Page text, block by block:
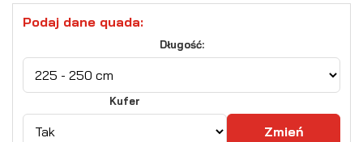
Podaj dane quada:
Długość:
Kufer
Zmień